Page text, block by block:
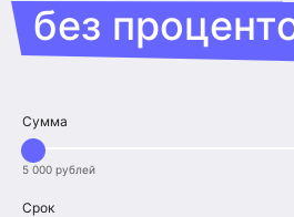
без
Сумма
5 000 рублей
Срок